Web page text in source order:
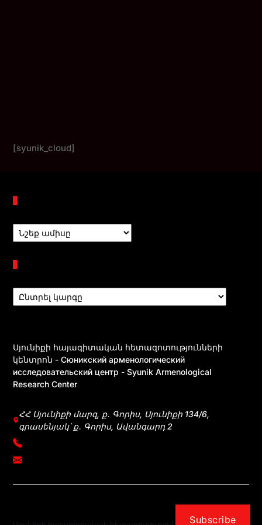
[syunik_cloud]
Սյունիքի հայագիտական հետազոտությունների
կենտրոն - Сюникский арменологический
исследовательский центр - Syunik Armenological
Research Center
ՀՀ Սյունիքի մարզ, ք․ Գորիս, Սյունիքի 134/6,
գրասենյակ՝ ք․ Գորիս, Ավանգարդ 2
+374 39031083
mherkumunts@gmail.com
Subscribe